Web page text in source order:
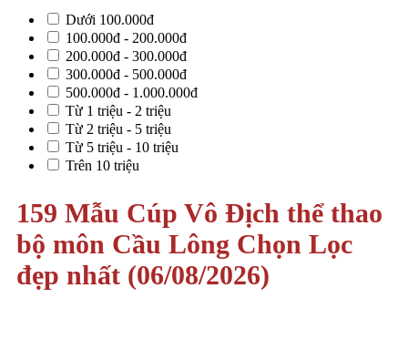
Dưới 100.000đ
100.000đ - 200.000đ
200.000đ - 300.000đ
300.000đ - 500.000đ
500.000đ - 1.000.000đ
Từ 1 triệu - 2 triệu
Từ 2 triệu - 5 triệu
Từ 5 triệu - 10 triệu
Trên 10 triệu
159 Mẫu Cúp Vô Địch thể thao
bộ môn Cầu Lông Chọn Lọc
đẹp nhất (06/08/2026)